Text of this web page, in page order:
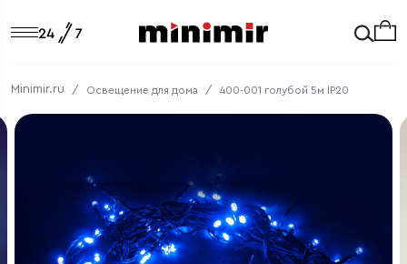
Minimir.ru Освещение для дома 400-001 голубой 5м IP20